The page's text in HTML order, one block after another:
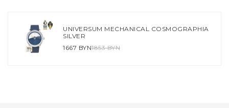
UNIVERSUM MECHANICAL COSMOGRAPHIA
SILVER
1853 BYN
1667 BYN